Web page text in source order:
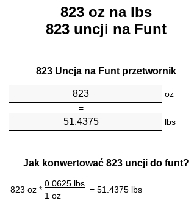
823 oz na lbs
823 uncji na Funt
823 Uncja na Funt przetwornik
oz
=
lbs
Jak konwertować 823 uncji do funt?
823 oz *
0.0625 lbs
= 51.4375 lbs
1 oz